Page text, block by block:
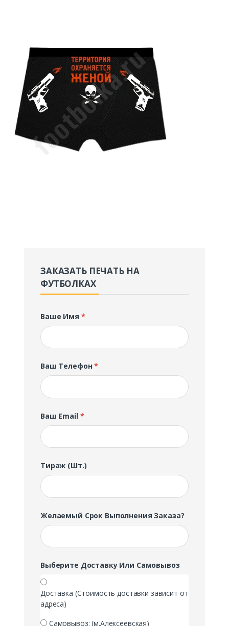
ЗАКАЗАТЬ ПЕЧАТЬ НА
ФУТБОЛКАХ
Ваше Имя *
Ваш Телефон*
Ваш Email *
Тираж (шт.)
Желаемый Срок Выполнения Заказа?
Выберите Доставку Или Самовывоз
Доставка (Стоимость доставки зависит от
адреса)
Самовывоз: (м.Алексеевская)